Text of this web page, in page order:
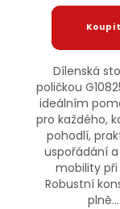
Dílenská
poličkou
ideálním
pro každého,
pohodlí,
uspořádání
mobility při
Robustní
plně...